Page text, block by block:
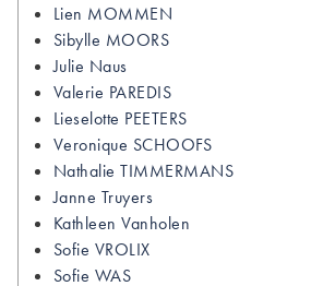
Lien MOMMEN
Sibylle MOORS
Julie Naus
Valerie PAREDIS
Lieselotte PEETERS
Veronique SCHOOFS
Nathalie TIMMERMANS
Janne Truyers
Kathleen Vanholen
Sofie VROLIX
Sofie WAS